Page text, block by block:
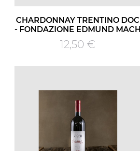
CHARDONNAY TRENTINO DOC
- FONDAZIONE EDMUND MACH
Prezzo
12,50 €